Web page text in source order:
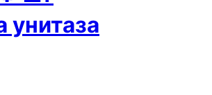
унитаза